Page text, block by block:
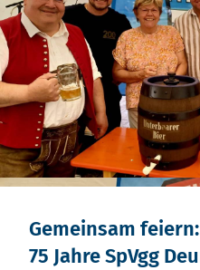
Gemeinsam feiern:
75 Jahre SpVgg